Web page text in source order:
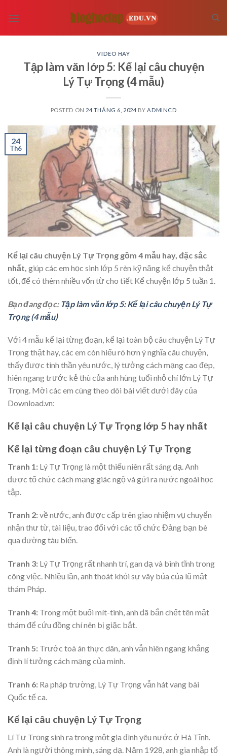
VIDEO HAY
Tập làm văn lớp 5: Kể lại câu chuyện
Lý Tự Trọng (4 mẫu)
POSTED ON 24 THÁNG 6, 2024 BY ADMINCD
24
Th6
Kể lại câu chuyện Lý Tự Trọng gồm 4 mẫu hay, đặc sắc
nhất, giúp các em học sinh lớp 5 rèn kỹ năng kể chuyện thật
tốt, để có thêm nhiều vốn từ cho tiết Kể chuyện lớp 5 tuần 1.
Bạn đang đọc: Tập làm văn lớp 5: Kể lại câu chuyện Lý Tự
Trọng (4 mẫu)
Với 4 mẫu kể lại từng đoạn, kể lại toàn bộ câu chuyện Lý Tự
Trọng thật hay, các em còn hiểu rõ hơn ý nghĩa câu chuyện,
thấy được tinh thần yêu nước, lý tưởng cách mạng cao đẹp,
hiên ngang trước kẻ thù của anh hùng tuổi nhỏ chí lớn Lý Tự
Trọng. Mời các em cùng theo dõi bài viết dưới đây của
Download.vn:
Kể lại câu chuyện Lý Tự Trọng lớp 5 hay nhất
Kể lại từng đoạn câu chuyện Lý Tự Trọng
Tranh 1: Lý Tự Trọng là một thiếu niên rất sáng dạ. Anh
được tổ chức cách mạng giác ngộ và gửi ra nước ngoài học
tập.
Tranh 2:về nước, anh được cấp trên giao nhiệm vụ chuyển
nhận thư từ, tài liệu, trao đổi với các tổ chức Đảng bạn bè
qua đường tàu biển.
Tranh 3: Lý Tự Trọng rất nhanh trí, gan dạ và bình tĩnh trong
công việc. Nhiều lần, anh thoát khỏi sự vây bủa của lũ mật
thám Pháp.
Tranh 4: Trong một buổi mít-tinh, anh đã bắn chết tên mật
thám để cứu đồng chí nên bị giặc bắt.
Tranh 5: Trước toà án thực dân, anh vẫn hiên ngang khẳng
định lí tưởng cách mạng của mình.
Tranh 6: Ra pháp trường, Lý Tự Trọng vẫn hát vang bài
Quốc tế ca.
Kể lại câu chuyện Lý Tự Trọng
Lí Tự Trọng sinh ra trong một gia đình yêu nước ở Hà Tĩnh.
Anh là người thông minh, sáng dạ. Năm 1928, anh gia nhập tổ